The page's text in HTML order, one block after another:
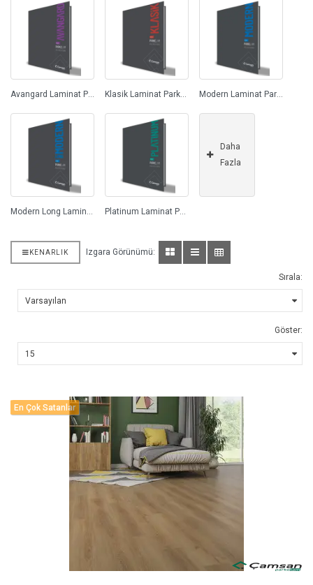
Avangard Laminat Parke (0) Klasik Laminat Parke (14) Modern Laminat Parke (10)
Modern Long Laminat Parke (0) Platinum Laminat Parke (0)
Daha
Fazla
KENARLIK Izgara Görünümü:
Sırala:
Göster:
En Çok Satanlar